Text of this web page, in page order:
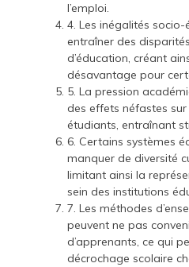
l’emploi.
4. Les inégalités
entraîner des
d’éducation, créant
désavantage pour
5. La pression
des effets néfastes
étudiants, entraînant
6. Certains systèmes
manquer de diversité
limitant ainsi la
sein des institutions
7. Les méthodes
peuvent ne pas
d’apprenants, ce qui
décrochage scolaire